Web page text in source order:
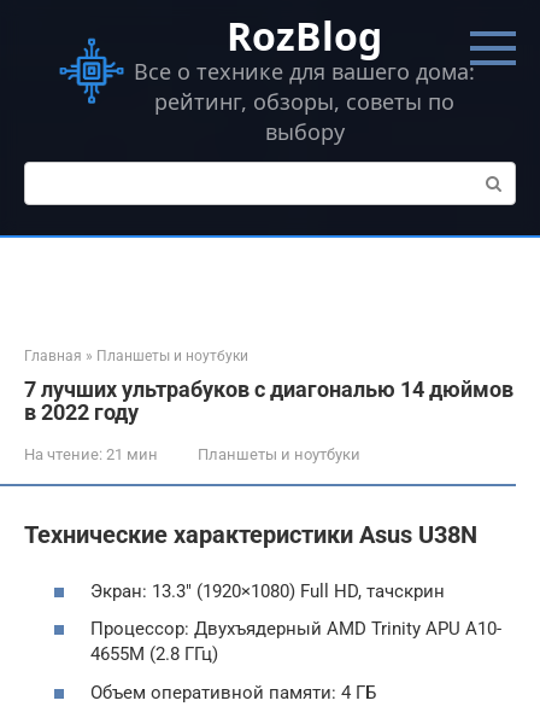
контенту
RozBlog
Все о технике для вашего дома:
рейтинг, обзоры, советы по
выбору
Поиск:
Главная » Планшеты и ноутбуки
7 лучших ультрабуков с диагональю 14 дюймов
в 2022 году
На чтение: 21 мин Планшеты и ноутбуки
Технические характеристики Asus U38N
Экран: 13.3″ (1920×1080) Full HD, тачскрин
Процессор: Двухъядерный AMD Trinity APU A10-
4655M (2.8 ГГц)
Объем оперативной памяти: 4 ГБ